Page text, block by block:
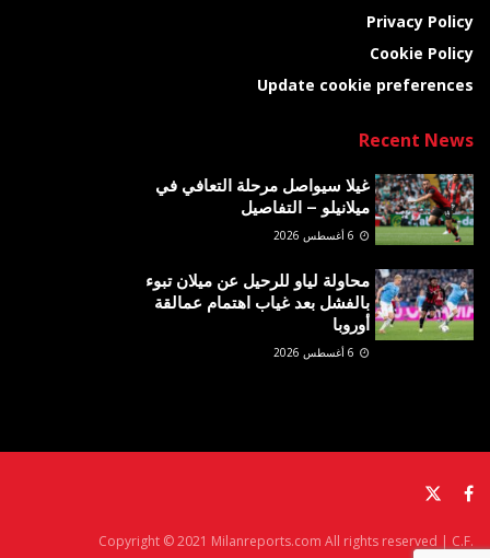
Privacy Policy
Cookie Policy
Update cookie preferences
Recent News
غيلا سيواصل مرحلة التعافي في
ميلانيلو – التفاصيل
محاولة لياو للرحيل عن ميلان تبوء
بالفشل بعد غياب اهتمام عمالقة
أوروبا
Copyright © 2021 Milanreports.com All rights reserved | C.F.